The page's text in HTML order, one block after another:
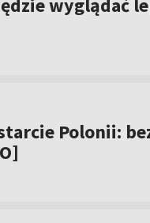
wyglądać
Polonii: